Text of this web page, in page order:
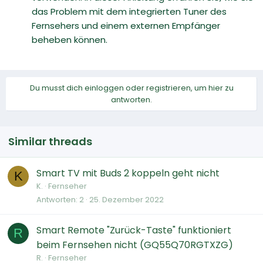
das Problem mit dem integrierten Tuner des
Fernsehers und einem externen Empfänger
beheben können.
Du musst dich einloggen oder registrieren, um hier zu
antworten.
Similar threads
K Smart TV mit Buds 2 koppeln geht nicht
K. Fernseher
Antworten 2 25. Dezember 2022
R
Smart Remote "Zurück-Taste" funktioniert
beim Fernsehen nicht (GQ55Q70RGTXZG)
R. Fernseher